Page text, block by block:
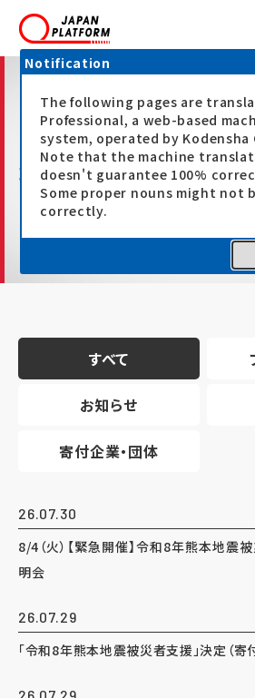
最新情報
すべて
お知らせ
寄付企業・団体
26.07.30
8/4（火）【緊急開催】令和8年熊本地震
明会
26.07.29
「令和8年熊本地震被災者支援」決定（寄
Notification
The following pages are
Professional, a web-based
system, operated by Kodensha
Note that the machine
doesn't guarantee 100%
Some proper nouns might not
correctly.